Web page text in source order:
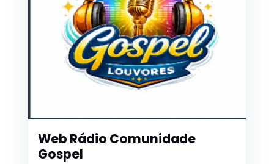
Web Rádio Comunidade
Gospel